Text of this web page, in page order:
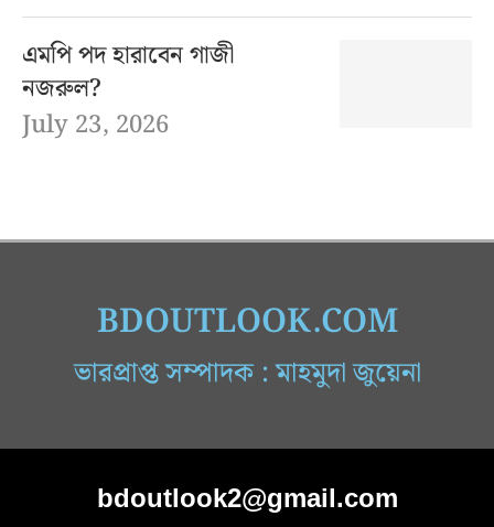
এমপি পদ হারাবেন গাজী
নজরুল?
July 23, 2026
BDOUTLOOK.COM
ভারপ্রাপ্ত সম্পাদক : মাহমুদা জুয়েনা
bdoutlook2@gmail.com